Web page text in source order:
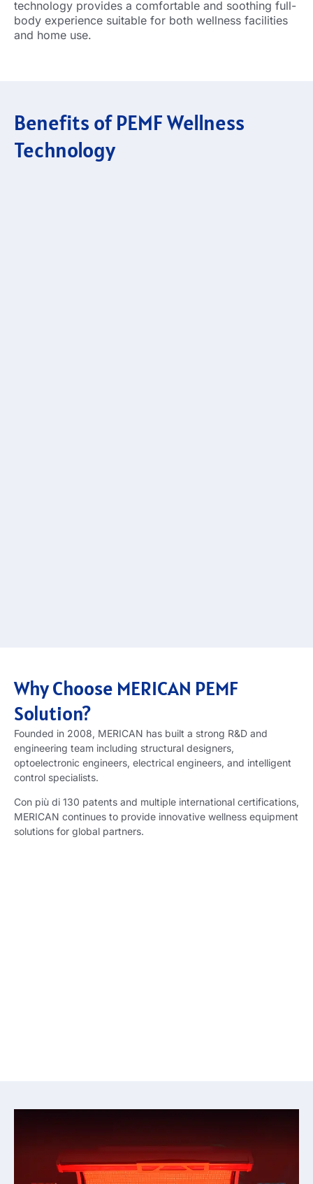
technology provides a comfortable and soothing full-
body experience suitable for both wellness facilities
and home use.
Benefits of PEMF Wellness
Technology
Why Choose MERICAN PEMF
Solution?
Founded in 2008, MERICAN has built a strong R&D and
engineering team including structural designers,
optoelectronic engineers, electrical engineers, and intelligent
control specialists.
Con più di 130 patents and multiple international certifications,
MERICAN continues to provide innovative wellness equipment
solutions for global partners.